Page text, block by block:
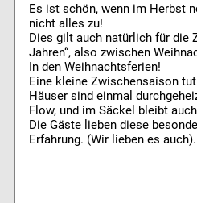
Es ist schön, wenn im Herbst
nicht alles zu!
Dies gilt auch natürlich für die
Jahren“, also zwischen
In den Weihnachtsferien!
Eine kleine Zwischensaison
Häuser sind einmal
Flow, und im Säckel bleibt
Die Gäste lieben diese
Erfahrung. (Wir lieben es auch).